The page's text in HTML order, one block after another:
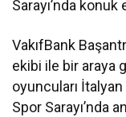
Sarayı’nda konuk
VakıfBank
ekibi ile bir araya
oyuncuları
Spor Sarayı’nda